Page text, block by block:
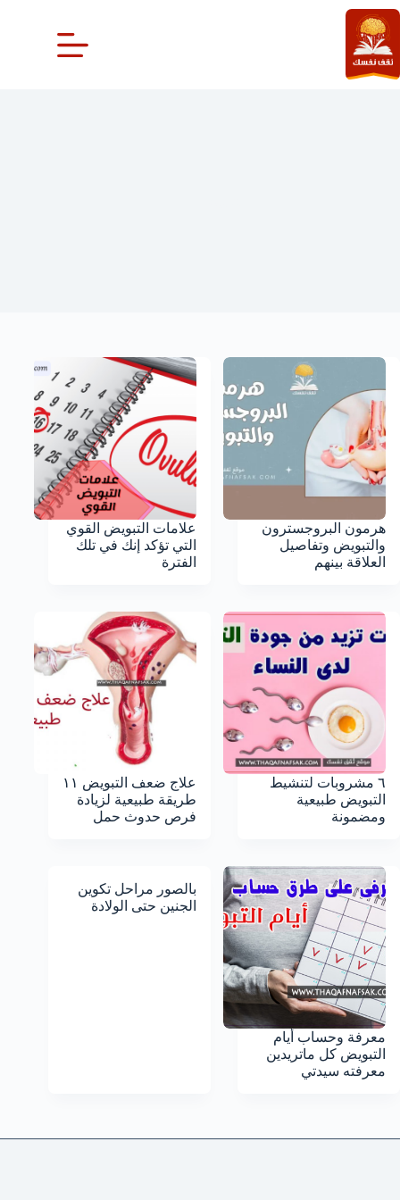
التجاوز
إلى
المحتوى
هرمون البروجسترون
والتبويض وتفاصيل
العلاقة بينهم
علامات التبويض القوي
التي تؤكد إنك في تلك
الفترة
٦ مشروبات لتنشيط
التبويض طبيعية
ومضمونة
علاج ضعف التبويض ١١
طريقة طبيعية لزيادة
فرص حدوث حمل
معرفة وحساب أيام
التبويض كل ماتريدين
معرفته سيدتي
بالصور مراحل تكوين
الجنين حتى الولادة